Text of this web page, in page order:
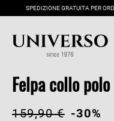
SPEDIZIONE GRATUITA PER
Felpa collo polo
159,90 € -30%